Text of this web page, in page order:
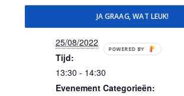
GEGEVENS
Datum:
25/08/2022
Tijd:
13:30 - 14:30
Evenement Categorieën:
JA GRAAG, WAT LEUK!
POWERED BY